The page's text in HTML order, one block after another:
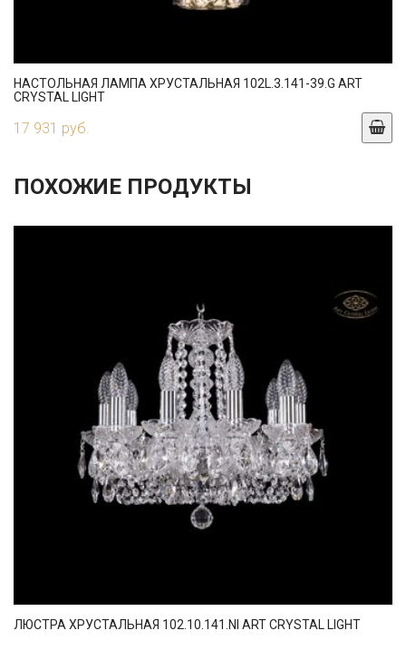
НАСТОЛЬНАЯ ЛАМПА ХРУСТАЛЬНАЯ 102L.3.141-39.G ART
CRYSTAL LIGHT
17 931 руб.
ПОХОЖИЕ ПРОДУКТЫ
ЛЮСТРА ХРУСТАЛЬНАЯ 102.10.141.NI ART CRYSTAL LIGHT